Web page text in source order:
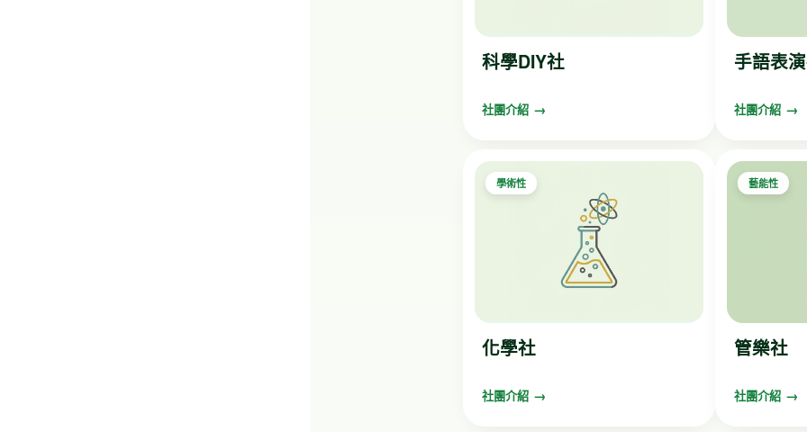
科學DIY社
社團介紹
手語表
社團介紹
學術性
化學社
社團介紹
藝能性
管樂社
社團介紹